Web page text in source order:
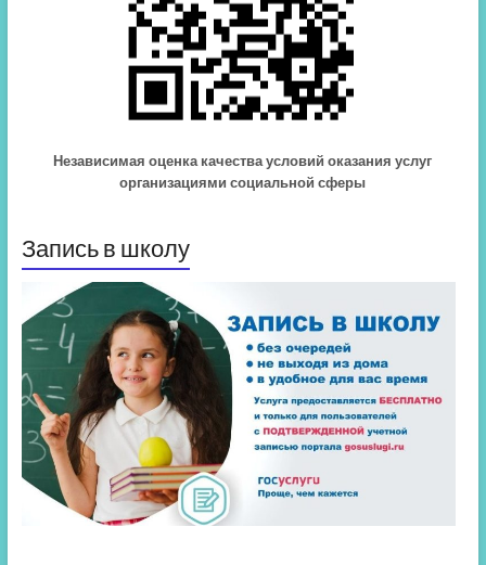
Независимая оценка качества условий оказания услуг
организациями социальной сферы
Запись в школу